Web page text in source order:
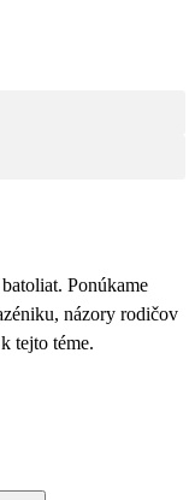
Ponúkame
názory rodičov
tejto téme.